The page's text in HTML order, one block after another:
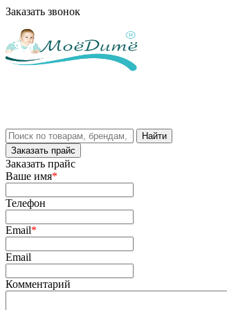
Заказать звонок
Заказать прайс
Заказать прайс
Ваше имя*
Телефон
Email*
Email
Комментарий